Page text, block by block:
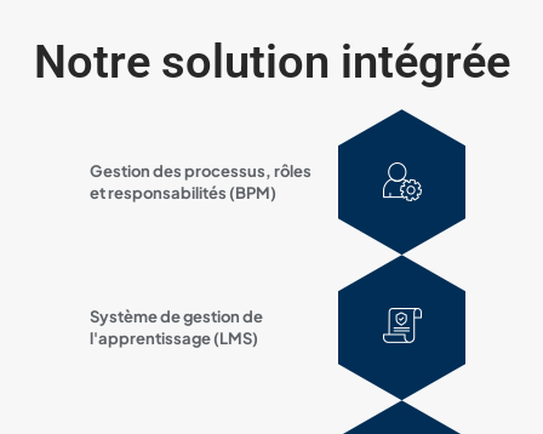
Notre solution intégrée
Gestion des processus, rôles
et responsabilités (BPM)
Système de gestion de
l'apprentissage (LMS)